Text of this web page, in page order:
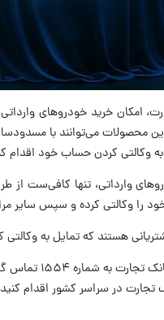
وکالتی کردن حساب خود اقدام
وارداتی، تنها کافی‌ست از
هستند که تمایل به
برای کسب اطلاعات